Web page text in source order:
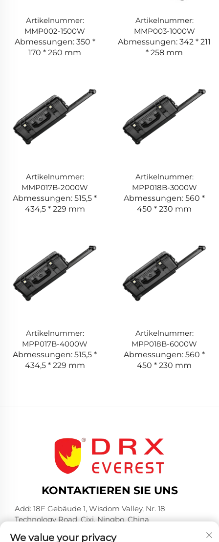
Artikelnummer:
MMP002-1500W
Abmessungen: 350 *
170 * 260 mm
Artikelnummer:
MMP003-1000W
Abmessungen: 342 * 211
* 258 mm
Artikelnummer:
MMP017B-2000W
Abmessungen: 515,5 *
434,5 * 229 mm
Artikelnummer:
MPP018B-3000W
Abmessungen: 560 *
450 * 230 mm
Artikelnummer:
MPP017B-4000W
Abmessungen: 515,5 *
434,5 * 229 mm
Artikelnummer:
MPP018B-6000W
Abmessungen: 560 *
450 * 230 mm
KONTAKTIEREN SIE UNS
Add: 18F Gebäude 1, Wisdom Valley, Nr. 18
Technology Road, Cixi, Ningbo, China
Tel.: +86-574-23660321
We value your privacy